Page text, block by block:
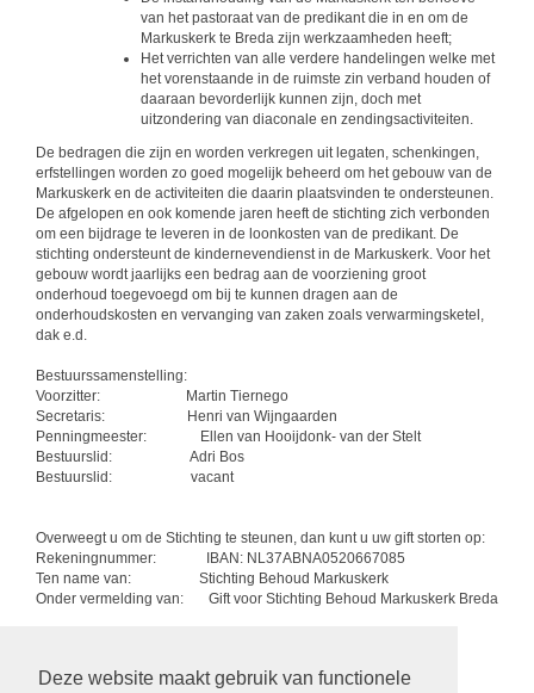
Deze website maakt gebruik van functionele
van het pastoraat van de predikant die in en om de
Markuskerk te Breda zijn werkzaamheden heeft;
Het verrichten van alle verdere handelingen welke met
het vorenstaande in de ruimste zin verband houden of
daaraan bevorderlijk kunnen zijn, doch met
uitzondering van diaconale en zendingsactiviteiten.
De bedragen die zijn en worden verkregen uit legaten, schenkingen,
erfstellingen worden zo goed mogelijk beheerd om het gebouw van de
Markuskerk en de activiteiten die daarin plaatsvinden te ondersteunen.
De afgelopen en ook komende jaren heeft de stichting zich verbonden
om een bijdrage te leveren in de loonkosten van de predikant. De
stichting ondersteunt de kindernevendienst in de Markuskerk. Voor het
gebouw wordt jaarlijks een bedrag aan de voorziening groot
onderhoud toegevoegd om bij te kunnen dragen aan de
onderhoudskosten en vervanging van zaken zoals verwarmingsketel,
dak e.d.
Bestuurssamenstelling:
Voorzitter: Martin Tiernego
Secretaris: Henri van Wijngaarden
Penningmeester: Ellen van Hooijdonk- van der Stelt
Bestuurslid: Adri Bos
Bestuurslid: vacant
Overweegt u om de Stichting te steunen, dan kunt u uw gift storten op:
Rekeningnummer: IBAN: NL37ABNA0520667085
Ten name van: Stichting Behoud Markuskerk
Onder vermelding van: Gift voor Stichting Behoud Markuskerk Breda